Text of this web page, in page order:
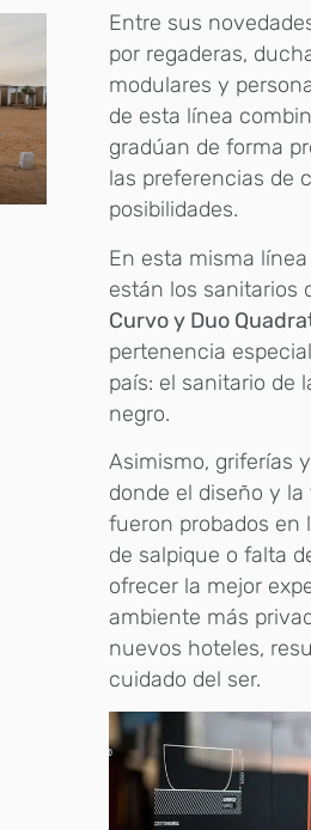
Entre sus
por regaderas,
modulares y
de esta línea
gradúan de forma
las preferencias de
posibilidades.
En esta misma
están los sanitarios
Curvo y Duo
pertenencia
país: el sanitario de
negro.
Asimismo, griferías
donde el diseño y
fueron probados en
de salpique o falta
ofrecer la mejor
ambiente más
nuevos hoteles,
cuidado del ser.